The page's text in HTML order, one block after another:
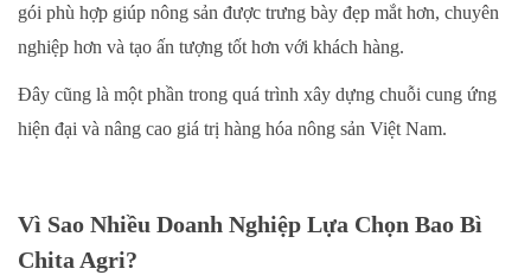
gói phù hợp giúp nông sản được trưng bày đẹp mắt hơn, chuyên
nghiệp hơn và tạo ấn tượng tốt hơn với khách hàng.
Đây cũng là một phần trong quá trình xây dựng chuỗi cung ứng
hiện đại và nâng cao giá trị hàng hóa nông sản Việt Nam.
Vì Sao Nhiều Doanh Nghiệp Lựa Chọn Bao Bì
Chita Agri?